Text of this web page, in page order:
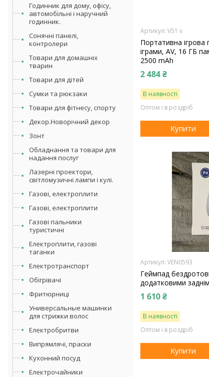
Годинник для дому, офісу,
автомобільні і наручний
годинник.
Сонячні панелі,
контролери
Товари для домашніх
тварин
Товари для дітей
Сумки та рюкзаки
Товари для фітнесу, спорту
Декор.Новорічний декор
Зонт
Обладнання та товари для
надання послуг
Лазерні проектори,
світломузичні лампи і кулі.
Газові, електроплити
Газові, електроплити
Газові пальники
туристичні
Електроплити, газові
таганки
Електротранспорт
Обігрівачі
Фритюрниці
Универсальные машинки
для стрижки волос
Електробритви
Випрямлячі, праски
Кухонний посуд
Електрочайники
V51 v
Портативна ігрова
іграми, AV, 16 ГБ
2500 mAh
2 484 ₴
В наявності
Оптом і в роздріб
Купити
VEN0593
Геймпад
додатковими
1 610 ₴
В наявності
Оптом і в роздріб
Купити